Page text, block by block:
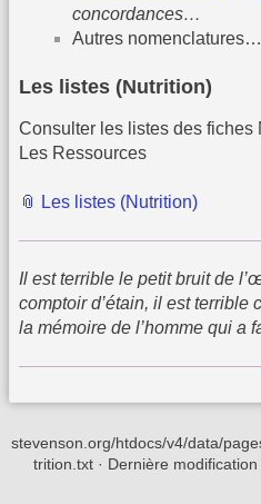
concordances…
Autres nomenclatures…
Les listes (Nutrition)
Consulter les listes des fiches
Les Ressources
📎 Les listes (Nutrition)
Il est terrible le petit bruit de
comptoir d’étain, il est terrible
la mémoire de l’homme qui a
stevenson.org/htdocs/v4/data/
trition.txt · Dernière modification